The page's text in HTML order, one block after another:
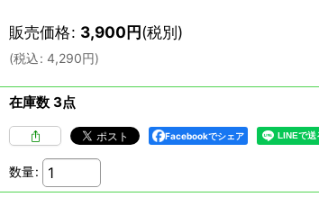
販売価格: 3,900円(税別)
(税込: 4,290円)
在庫数 3点
Facebookでシェア
数量: